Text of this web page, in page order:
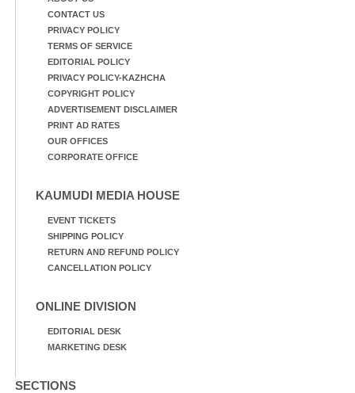
CONTACT US
PRIVACY POLICY
TERMS OF SERVICE
EDITORIAL POLICY
PRIVACY POLICY-KAZHCHA
COPYRIGHT POLICY
ADVERTISEMENT DISCLAIMER
PRINT AD RATES
OUR OFFICES
CORPORATE OFFICE
KAUMUDI MEDIA HOUSE
EVENT TICKETS
SHIPPING POLICY
RETURN AND REFUND POLICY
CANCELLATION POLICY
ONLINE DIVISION
EDITORIAL DESK
MARKETING DESK
SECTIONS